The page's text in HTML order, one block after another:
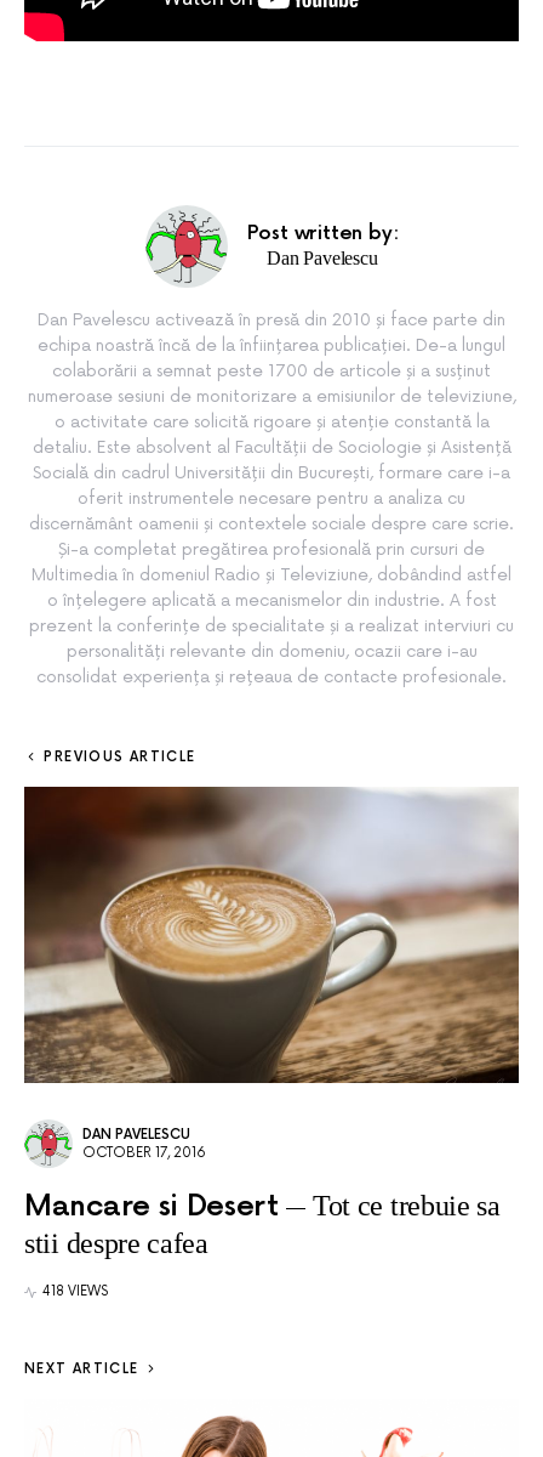
Post written by:
Dan Pavelescu
Dan Pavelescu activează în presă din 2010 și face parte din
echipa noastră încă de la înființarea publicației. De-a lungul
colaborării a semnat peste 1700 de articole și a susținut
numeroase sesiuni de monitorizare a emisiunilor de televiziune,
o activitate care solicită rigoare și atenție constantă la
detaliu. Este absolvent al Facultății de Sociologie și Asistență
Socială din cadrul Universității din București, formare care i-a
oferit instrumentele necesare pentru a analiza cu
discernământ oamenii și contextele sociale despre care scrie.
Și-a completat pregătirea profesională prin cursuri de
Multimedia în domeniul Radio și Televiziune, dobândind astfel
o înțelegere aplicată a mecanismelor din industrie. A fost
prezent la conferințe de specialitate și a realizat interviuri cu
personalități relevante din domeniu, ocazii care i-au
consolidat experiența și rețeaua de contacte profesionale.
PREVIOUS ARTICLE
DAN PAVELESCU
OCTOBER 17, 2016
Mancare si Desert
Tot ce trebuie sa
stii despre cafea
418 VIEWS
NEXT ARTICLE